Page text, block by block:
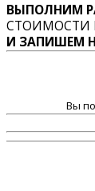
ВЫПОЛНИМ
СТОИМОСТИ
И ЗАПИШЕМ
Вы